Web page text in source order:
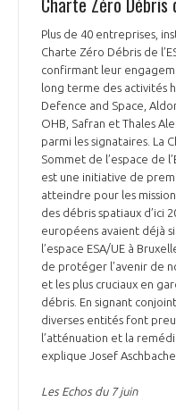
NOS MISSIONS
NOTRE HISTOIRE
L’ÉQUIPE DU GIFAS
NOS RÉSEAUX À
FONCTIONNEMENT
GEADS
COMITÉ AERO PME
STARTAIR
COMMISSIONS ET COMITÉS
ACCOMPAGNEMENT
LES PROGRAMMES DU GIFAS
UN ÉCOSYSTÈME INTÉGRÉ
POURQUOI DEVENIR
LA MÉDIATION
LA MÉDIATION DANS LA
LE MÉDIATEUR DE LA
MÉDIATION ET CHARTE
LE SALON DU BOURGET
CHIFFRES CLÉS
LES ENJEUX
Plus de 40 entreprises,
Charte Zéro Débris de
confirmant leur
long terme des activités
Defence and Space,
OHB, Safran et Thales
parmi les signataires. La
Sommet de l’espace de
est une initiative de
atteindre pour les
des débris spatiaux d’ici
européens avaient déjà
l’espace ESA/UE à
de protéger l’avenir de
et les plus cruciaux en
débris. En signant
diverses entités font
l’atténuation et la
explique Josef
Les Echos du 7 juin
Découvrez les
Rencontres,